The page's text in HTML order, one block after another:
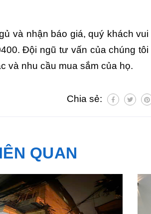
và nhận báo giá, quý khách vui
Đội ngũ tư vấn của chúng tôi
và nhu cầu mua sắm của họ.
Chia sẻ:
QUAN